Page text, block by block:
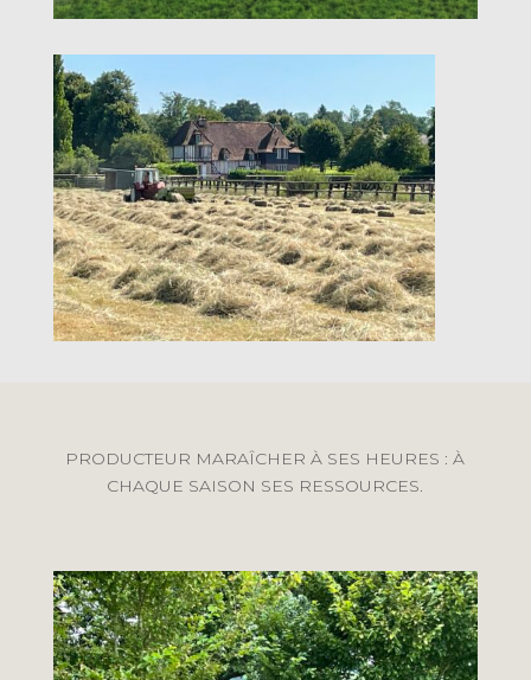
PRODUCTEUR MARAÎCHER À SES HEURES : À
CHAQUE SAISON SES RESSOURCES.